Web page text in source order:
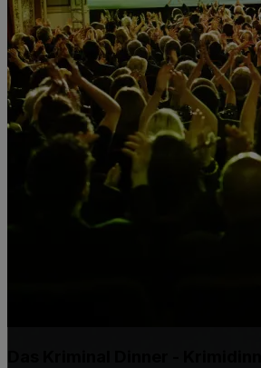
Das Kriminal Dinner -